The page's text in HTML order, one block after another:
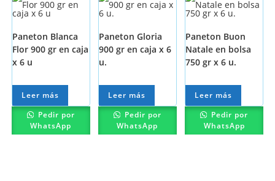
Paneton Blanca
Flor 900 gr en caja
x 6 u
Leer más
Pedir por
WhatsApp
Paneton Gloria
900 gr en caja x 6
u.
Leer más
Pedir por
WhatsApp
Paneton Buon
Natale en bolsa
750 gr x 6 u.
Leer más
Pedir por
WhatsApp